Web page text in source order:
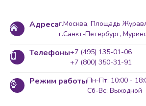
Адресаг.Москва, Площадь
г.Санкт-Петербург,
Телефоны+7 (495) 135-01-06
+7 (800) 350-31-91
Режим работыПн-Пт: 10:00 -
Сб-Вс: Выходной